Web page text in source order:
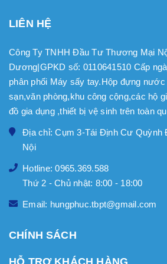
LIÊN HỆ
Công Ty TNHH Đầu Tư Thương Mại
Dương|GPKD số: 0110641510 Cấp
phân phối Máy sấy tay.Hộp đựng
sạn,văn phòng,khu công cộng,các hộ
đồ gia dụng ,thiết bị vệ sinh trên toàn
Địa chỉ: Cụm 3-Tái Định Cư Quỳnh
Nội
Hotline: 0965.369.588
Thứ 2 - Chủ nhật: 8:00 - 18:00
Email: hungphuc.tbpt@gmail.com
CHÍNH SÁCH
HỖ TRỢ KHÁCH HÀNG